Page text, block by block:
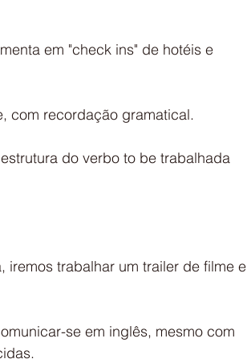
em "check ins" de hotéis e
com recordação gramatical.
do verbo to be trabalhada
iremos trabalhar um trailer de filme e
se em inglês, mesmo com